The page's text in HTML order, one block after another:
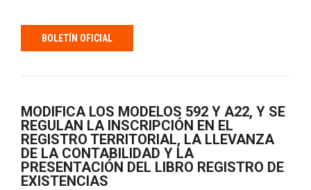
BOLETÍN OFICIAL
MODIFICA LOS MODELOS 592 Y A22, Y SE
REGULAN LA INSCRIPCIÓN EN EL
REGISTRO TERRITORIAL, LA LLEVANZA
DE LA CONTABILIDAD Y LA
PRESENTACIÓN DEL LIBRO REGISTRO DE
EXISTENCIAS